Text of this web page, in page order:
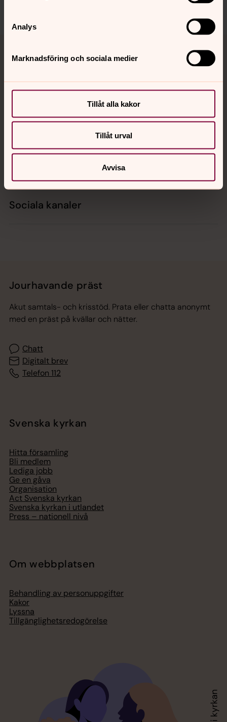
Analys
Marknadsföring och sociala medier
Tillåt alla kakor
Tillåt urval
Avvisa
Kontakt
Sociala kanaler
Jourhavande präst
Akut samtals- och krisstöd. Prata eller chatta anonymt
med en präst på kvällar och nätter.
Chatt
Digitalt brev
Telefon 112
Svenska kyrkan
Hitta församling
Bli medlem
Lediga jobb
Ge en gåva
Organisation
Act Svenska kyrkan
Svenska kyrkan i utlandet
Press – nationell nivå
Om webbplatsen
Behandling av personuppgifter
Kakor
Lyssna
Tillgänglighetsredogörelse